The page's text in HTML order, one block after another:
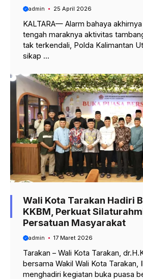
admin 25 April 2026
KALTARA— Alarm bahaya
tengah maraknya aktivitas
tak terkendali, Polda Kalimantan
sikap ...
Wali Kota Tarakan Hadiri
KKBM, Perkuat
Persatuan Masyarakat
admin 17 Maret 2026
Tarakan – Wali Kota Tarakan,
bersama Wakil Wali Kota Tarakan,
menghadiri kegiatan buka puasa